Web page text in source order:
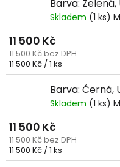
Barva: Zelená,
Skladem (1 ks)
11 500 Kč
11 500 Kč bez DPH
Měrná
cena:
11 500 Kč / 1 ks
Barva: Černá,
Skladem (1 ks)
11 500 Kč
11 500 Kč bez DPH
Měrná
cena:
11 500 Kč / 1 ks